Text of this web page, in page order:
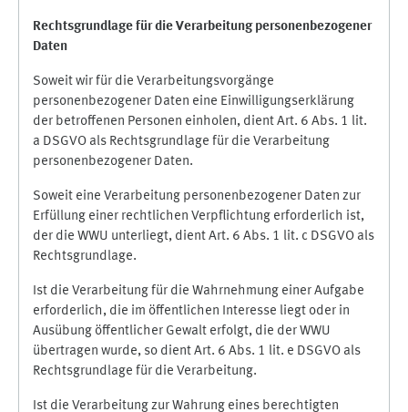
Rechtsgrundlage für die Verarbeitung personenbezogener
Daten
Soweit wir für die Verarbeitungsvorgänge
personenbezogener Daten eine Einwilligungserklärung
der betroffenen Personen einholen, dient Art. 6 Abs. 1 lit.
a DSGVO als Rechtsgrundlage für die Verarbeitung
personenbezogener Daten.
Soweit eine Verarbeitung personenbezogener Daten zur
Erfüllung einer rechtlichen Verpflichtung erforderlich ist,
der die WWU unterliegt, dient Art. 6 Abs. 1 lit. c DSGVO als
Rechtsgrundlage.
Ist die Verarbeitung für die Wahrnehmung einer Aufgabe
erforderlich, die im öffentlichen Interesse liegt oder in
Ausübung öffentlicher Gewalt erfolgt, die der WWU
übertragen wurde, so dient Art. 6 Abs. 1 lit. e DSGVO als
Rechtsgrundlage für die Verarbeitung.
Ist die Verarbeitung zur Wahrung eines berechtigten